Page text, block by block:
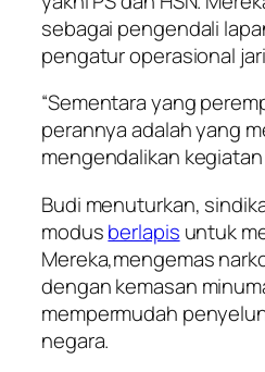
sebagai pengendali
pengatur operasional
“Sementara yang
perannya adalah yang
mengendalikan
Budi menuturkan,
modusberlapis untuk
Mereka,mengemas
dengan kemasan
mempermudah
negara.